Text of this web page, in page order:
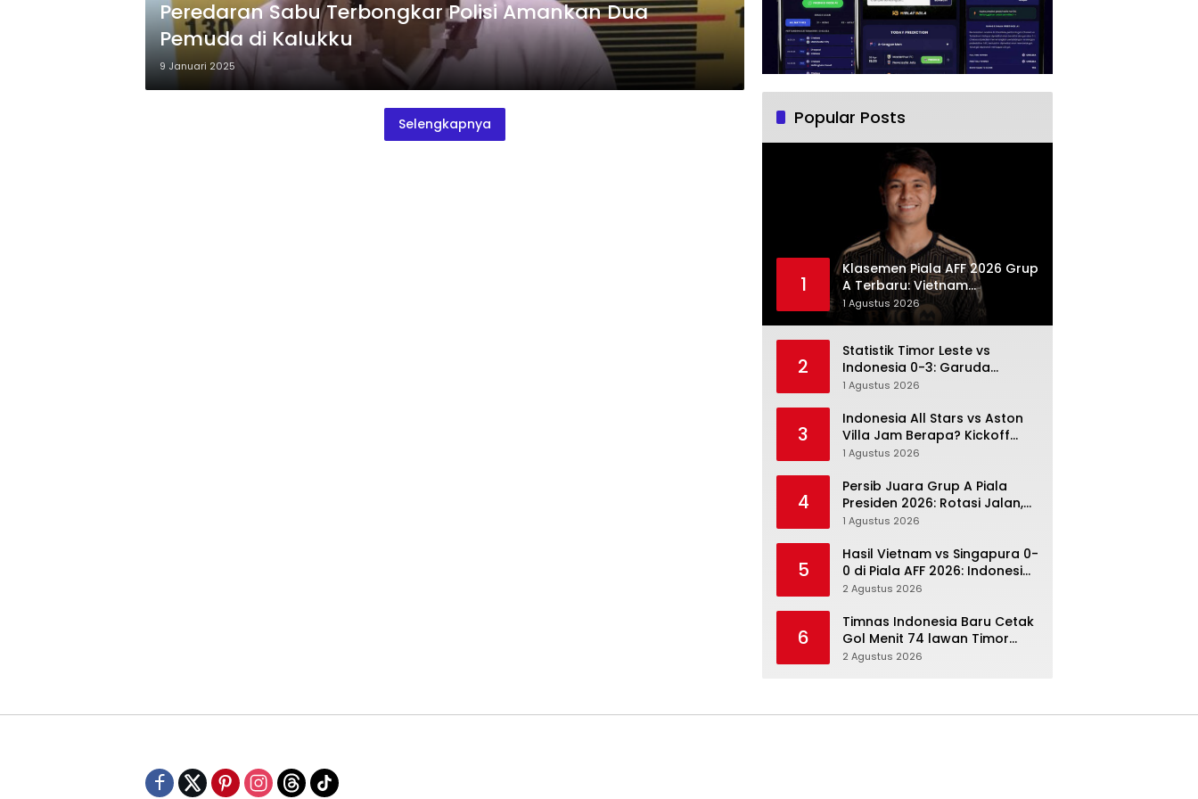
Peredaran Sabu Terbongkar Polisi Amankan Dua
Pemuda di Kalukku
9 Januari 2025
Selengkapnya Popular Posts
1
Klasemen Piala AFF 2026 Grup
A Terbaru: Vietnam
Memimpin, Indonesia Turun ke
Posisi Tiga
1 Agustus 2026
2
Statistik Timor Leste vs
Indonesia 0-3: Garuda
Menang Besar Setelah
1 Agustus 2026
3
Indonesia All Stars vs Aston
Villa Jam Berapa? Kickoff
20.00 WIB dan Cara Nonton
1 Agustus 2026
4
Persib Juara Grup A Piala
Presiden 2026: Rotasi Jalan,
Tolic Punya Alasan untuk
1 Agustus 2026
5
Hasil Vietnam vs Singapura 0-
0 di Piala AFF 2026: Indonesia
Kini Punya Jalan Terbuka
2 Agustus 2026
6
Timnas Indonesia Baru Cetak
Gol Menit 74 lawan Timor
Leste: Sabar, Rotasi, lalu
2 Agustus 2026